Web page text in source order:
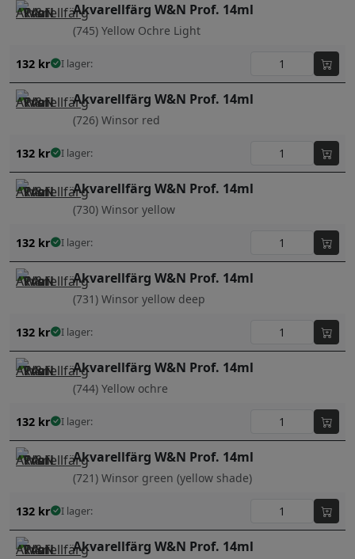
Akvarellfärg W&N Prof. 14ml
(745) Yellow Ochre Light
132 kr I lager:
Akvarellfärg W&N Prof. 14ml
(726) Winsor red
132 kr I lager:
Akvarellfärg W&N Prof. 14ml
(730) Winsor yellow
132 kr I lager:
Akvarellfärg W&N Prof. 14ml
(731) Winsor yellow deep
132 kr I lager:
Akvarellfärg W&N Prof. 14ml
(744) Yellow ochre
132 kr I lager:
Akvarellfärg W&N Prof. 14ml
(721) Winsor green (yellow shade)
132 kr I lager:
Akvarellfärg W&N Prof. 14ml